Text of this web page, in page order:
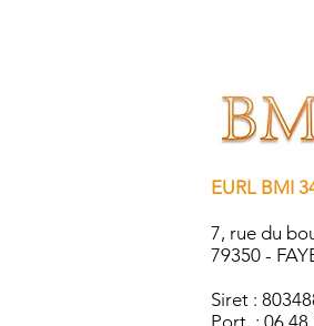
EURL BMI
7, rue du
79350 -
Siret :
Port. : 06 48